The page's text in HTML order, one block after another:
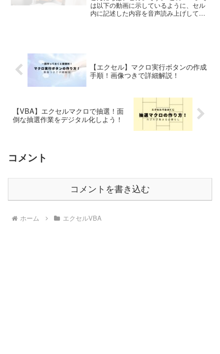
は以下の動画に示しているように、セル
内に記述した内容を音声読み上げしてく
【エクセル】マクロ実行ボタンの作成
手順！画像つきで詳細解説！
【VBA】エクセルマクロで抽選！面
倒な抽選作業をデジタル化しよう！
コメント
コメントを書き込む
ホーム エクセルVBA